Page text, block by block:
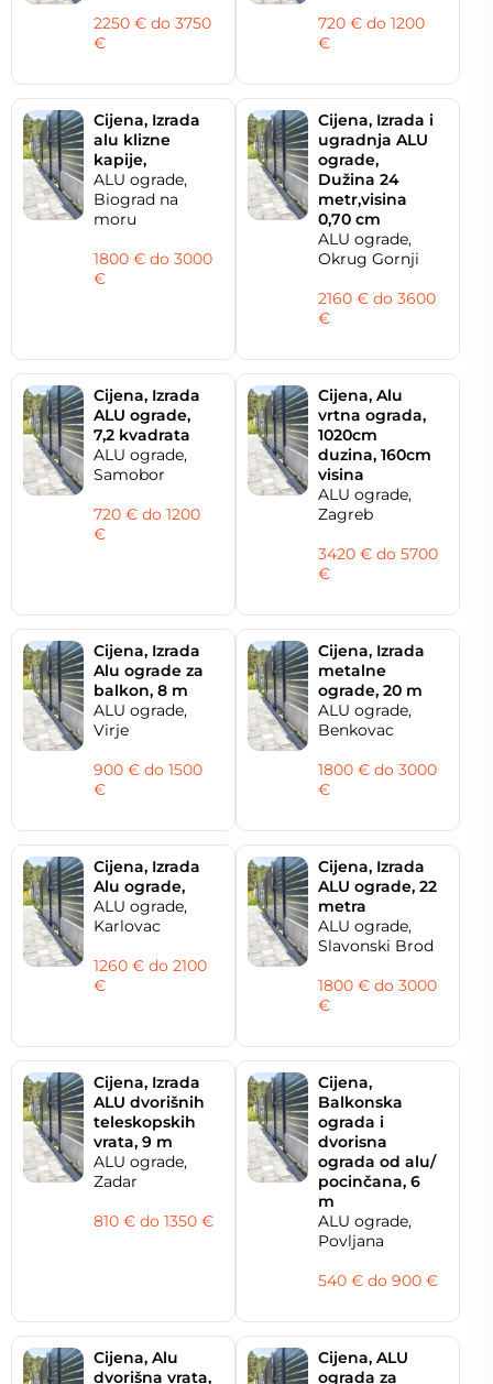
2250 € do 3750
€
720 € do 1200
€
Cijena, Izrada
alu klizne
kapije,
ALU ograde,
Biograd na
moru
1800 € do 3000
€
Cijena, Izrada i
ugradnja ALU
ograde,
Dužina 24
metr,visina
0,70 cm
ALU ograde,
Okrug Gornji
2160 € do 3600
€
Cijena, Izrada
ALU ograde,
7,2 kvadrata
ALU ograde,
Samobor
720 € do 1200
€
Cijena, Alu
vrtna ograda,
1020cm
duzina, 160cm
visina
ALU ograde,
Zagreb
3420 € do 5700
€
Cijena, Izrada
Alu ograde za
balkon, 8 m
ALU ograde,
Virje
900 € do 1500
€
Cijena, Izrada
metalne
ograde, 20 m
ALU ograde,
Benkovac
1800 € do 3000
€
Cijena, Izrada
Alu ograde,
ALU ograde,
Karlovac
1260 € do 2100
€
Cijena, Izrada
ALU ograde, 22
metra
ALU ograde,
Slavonski Brod
1800 € do 3000
€
Cijena, Izrada
ALU dvorišnih
teleskopskih
vrata, 9 m
ALU ograde,
Zadar
810 € do 1350 €
Cijena,
Balkonska
ograda i
dvorisna
ograda od alu/
pocinčana, 6
m
ALU ograde,
Povljana
540 € do 900 €
Cijena, Alu
dvorišna vrata,
Cijena, ALU
ograda za